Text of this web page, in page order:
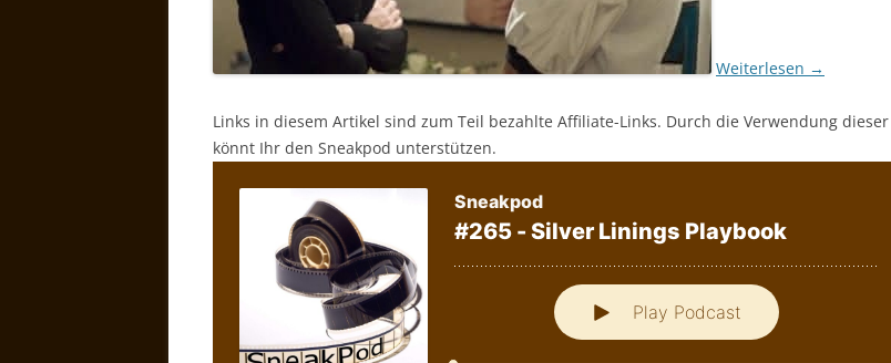
Weiterlesen →
Links in diesem Artikel sind zum Teil bezahlte Affiliate-Links. Durch die Verwendung dieser
könnt Ihr den Sneakpod unterstützen.